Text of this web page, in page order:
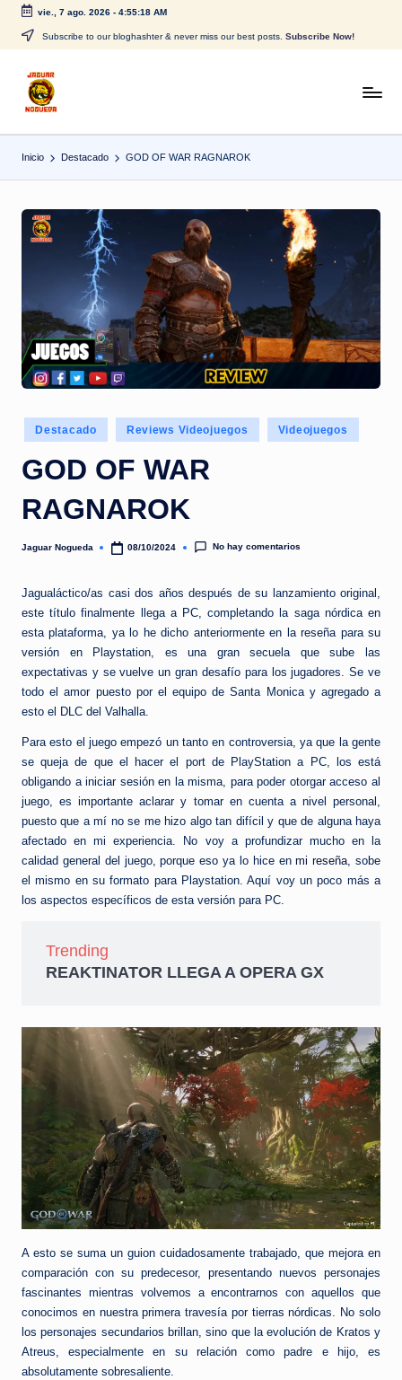
Saltar
contenido
vie., 7 ago. 2026- 4:55:19 AM
Subscribe to our bloghashter & never miss our best posts. Subscribe Now!
J
a
g
a
N
o
g
u
a
CONTENIDO
Inicio Destacado GOD OF WAR RAGNAROK
Publicado
en
Destacado Reviews Videojuegos Videojuegos
GOD OF WAR
RAGNAROK
Publicado
Jaguar Nogueda 08/10/2024 No hay comentarios
Jagualáctico/as casi dos años después de su lanzamiento original,
este título finalmente llega a PC, completando la saga nórdica en
esta plataforma, ya lo he dicho anteriormente en la reseña para su
versión en Playstation, es una gran secuela que sube las
expectativas y se vuelve un gran desafío para los jugadores. Se ve
todo el amor puesto por el equipo de Santa Monica y agregado a
esto el DLC del Valhalla.
Para esto el juego empezó un tanto en controversia, ya que la gente
se queja de que el hacer el port de PlayStation a PC, los está
obligando a iniciar sesión en la misma, para poder otorgar acceso al
juego, es importante aclarar y tomar en cuenta a nivel personal,
puesto que a mí no se me hizo algo tan difícil y que de alguna haya
afectado en mi experiencia. No voy a profundizar mucho en la
calidad general del juego, porque eso ya lo hice enmi reseña , sobe
el mismo en su formato para Playstation. Aquí voy un poco más a
los aspectos específicos de esta versión para PC.
Trending
REAKTINATOR LLEGA A OPERA GX
A esto se suma un guion cuidadosamente trabajado, que mejora en
comparación con su predecesor, presentando nuevos personajes
fascinantes mientras volvemos a encontrarnos con aquellos que
conocimos en nuestra primera travesía por tierras nórdicas. No solo
los personajes secundarios brillan, sino que la evolución de Kratos y
Atreus, especialmente en su relación como padre e hijo, es
absolutamente sobresaliente.